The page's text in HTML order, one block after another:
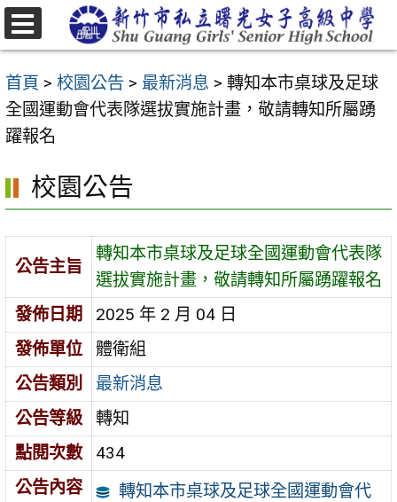
跳
至
要
內
容
首頁 > 校園公告 > 最新消息 > 轉知本市桌球及足球
全國運動會代表隊選拔實施計畫，敬請轉知所屬踴
躍報名
校園公告
公告主旨
轉知本市桌球及足球全國運動會代表隊
選拔實施計畫，敬請轉知所屬踴躍報名
發佈日期
2025 年 2 月 04 日
發佈單位
體衛組
公告類別
最新消息
公告等級
轉知
點閱次數
434
公告內容
轉知本市桌球及足球全國運動會代
選
單